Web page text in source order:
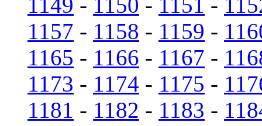
1157 - 1158 - 1159 -
1165 - 1166 - 1167 -
1173 - 1174 - 1175 -
1181 - 1182 - 1183 -